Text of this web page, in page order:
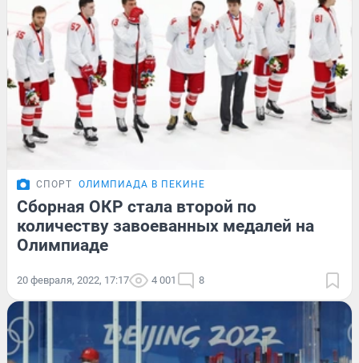
СПОРТ ОЛИМПИАДА В ПЕКИНЕ
Сборная ОКР стала второй по
количеству завоеванных медалей на
Олимпиаде
20 февраля, 2022, 17:17 4 001 8